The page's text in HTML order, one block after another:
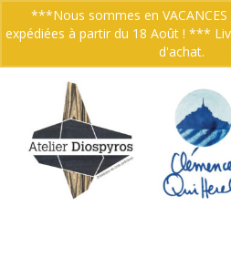
Votre panier 0.00
***Nous sommes en
expédiées à partir du 18 Août ! ***
d'achat.